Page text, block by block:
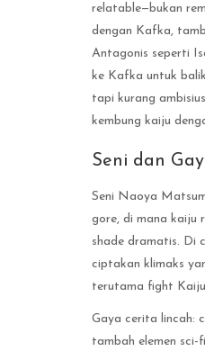
relatable—bukan
dengan Kafka,
Antagonis seperti
ke Kafka untuk
tapi kurang
kembung kaiju
Seni dan
Seni Naoya
gore, di mana kaiju
shade dramatis. Di
ciptakan klimaks
terutama fight
Gaya cerita lincah:
tambah elemen sci-